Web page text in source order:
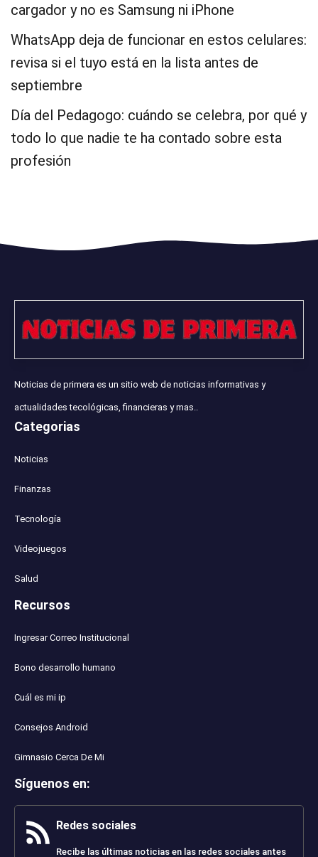
cargador y no es Samsung ni iPhone
WhatsApp deja de funcionar en estos celulares:
revisa si el tuyo está en la lista antes de
septiembre
Día del Pedagogo: cuándo se celebra, por qué y
todo lo que nadie te ha contado sobre esta
profesión
Noticias de primera es un sitio web de noticias informativas y
actualidades tecológicas, financieras y mas..
Categorias
Noticias
Finanzas
Tecnología
Videojuegos
Salud
Recursos
Ingresar Correo Institucional
Bono desarrollo humano
Cuál es mi ip
Consejos Android
Gimnasio Cerca De Mi
Síguenos en:
Redes sociales
Recibe las últimas noticias en las redes sociales antes